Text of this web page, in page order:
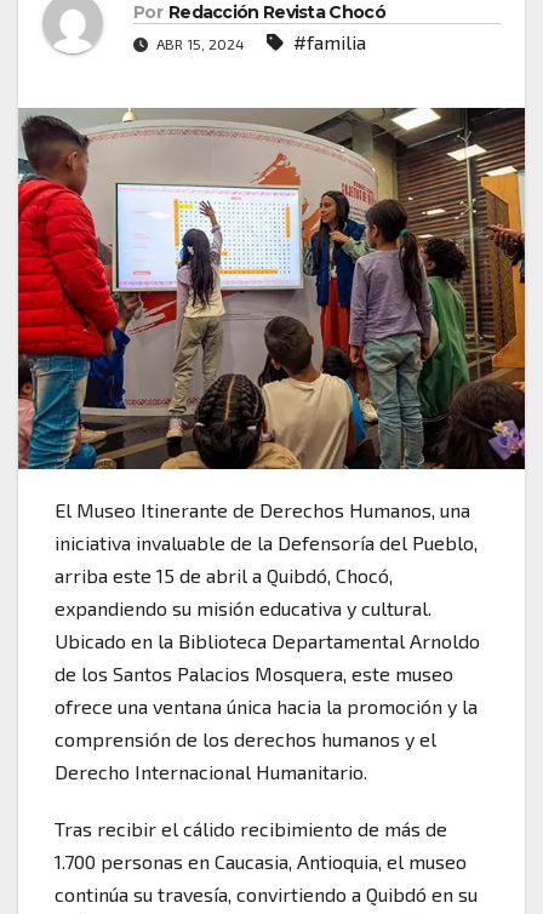
Por Redacción Revista Chocó
ABR 15, 2024 #familia
El Museo Itinerante de Derechos Humanos, una
iniciativa invaluable de la Defensoría del Pueblo,
arriba este 15 de abril a Quibdó, Chocó,
expandiendo su misión educativa y cultural.
Ubicado en la Biblioteca Departamental Arnoldo
de los Santos Palacios Mosquera, este museo
ofrece una ventana única hacia la promoción y la
comprensión de los derechos humanos y el
Derecho Internacional Humanitario.
Tras recibir el cálido recibimiento de más de
1.700 personas en Caucasia, Antioquia, el museo
continúa su travesía, convirtiendo a Quibdó en su